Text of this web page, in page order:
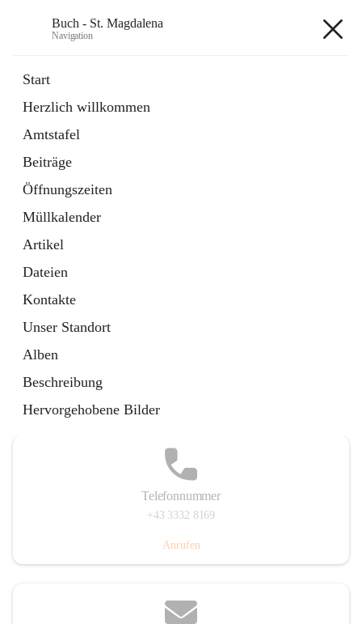
Buch - St. Magdalena
Navigation
Start
Herzlich willkommen
Amtstafel
Beiträge
Öffnungszeiten
Müllkalender
Artikel
Dateien
Kontakte
Unser Standort
Alben
Beschreibung
Hervorgehobene Bilder
11 Schnellzugriffe
Bürgerservice
10 Schnellzugriffe
Telefonnummer
+43 3332 8169
Anrufen